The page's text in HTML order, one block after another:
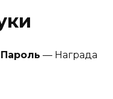
Пароль — Награда